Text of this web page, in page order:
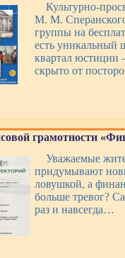
Культурно-
М. М.
группы на
есть уникальный
квартал юстиции
скрыто от
грамотности
Уважаемые
придумывают
ловушкой, а
больше тревог?
раз и навсегда…